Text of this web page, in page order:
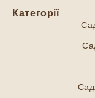
Категорії